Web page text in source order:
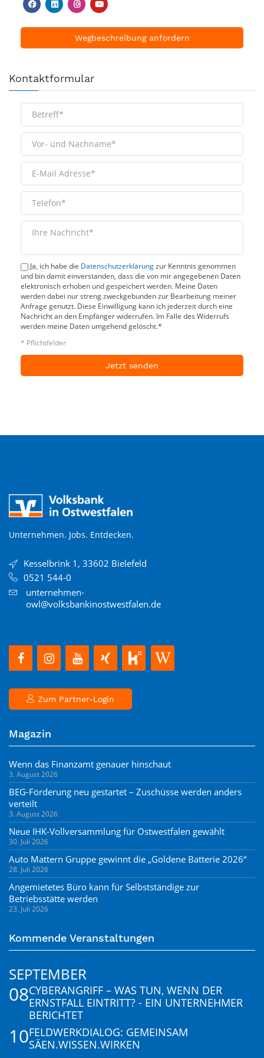
Wegbeschreibung anfordern
Kontaktformular
Ja, ich habe die Datenschutzerklärungzur Kenntnis genommen
und bin damit einverstanden, dass die von mir angegebenen Daten
elektronisch erhoben und gespeichert werden. Meine Daten
werden dabei nur streng zweckgebunden zur Bearbeitung meiner
Anfrage genutzt. Diese Einwilligung kann ich jederzeit durch eine
Nachricht an den Empfänger widerrufen. Im Falle des Widerrufs
werden meine Daten umgehend gelöscht.*
* Pflichtfelder
Jetzt senden
Unternehmen. Jobs. Entdecken.
Kesselbrink 1, 33602 Bielefeld
0521 544-0
unternehmen-
owl@volksbankinostwestfalen.de
Zum Partner-Login
Magazin
Wenn das Finanzamt genauer hinschaut
3. August 2026
BEG-Förderung neu gestartet – Zuschüsse werden anders
verteilt
3. August 2026
Neue IHK-Vollversammlung für Ostwestfalen gewählt
30. Juli 2026
Auto Mattern Gruppe gewinnt die „Goldene Batterie 2026“
28. Juli 2026
Angemietetes Büro kann für Selbstständige zur
Betriebsstätte werden
23. Juli 2026
Kommende Veranstaltungen
SEPTEMBER
08CYBERANGRIFF – WAS TUN, WENN DER
ERNSTFALL EINTRITT? - EIN UNTERNEHMER
BERICHTET
10FELDWERKDIALOG: GEMEINSAM
SÄEN.WISSEN.WIRKEN